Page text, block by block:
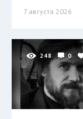
7 августа 2026
248 0